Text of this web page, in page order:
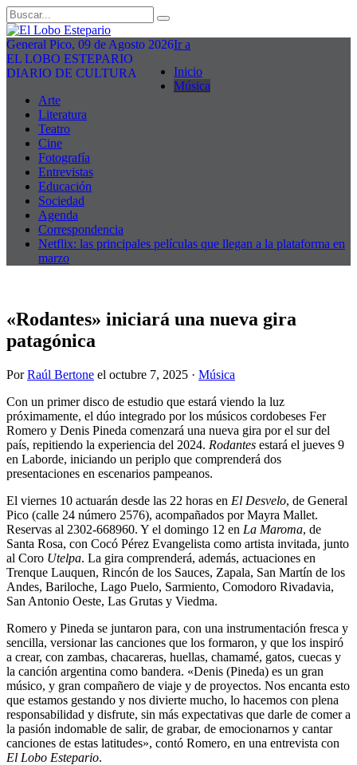
General Pico, 09 de Agosto 2026
EL LOBO ESTEPARIO
DIARIO DE CULTURA
Ir a
Inicio
Música
Arte
Literatura
Teatro
Cine
Fotografía
Entrevistas
Educación
Sociedad
Agenda
Correspondencia
Netflix: las principales películas que llegan a la plataforma en
marzo
«Rodantes» iniciará una nueva gira
patagónica
PorRaúl Bertone el octubre 7, 2025 · Música
Con un primer disco de estudio que estará viendo la luz
próximamente, el dúo integrado por los músicos cordobeses Fer
Romero y Denis Pineda comenzará una nueva gira por el sur del
país, repitiendo la experiencia del 2024. Rodantes estará el jueves 9
en Laborde, iniciando un periplo que comprenderá dos
presentaciones en escenarios pampeanos.
El viernes 10 actuarán desde las 22 horas en El Desvelo, de General
Pico (calle 24 número 2576), acompañados por Mayra Mallet.
Reservas al 2302-668960. Y el domingo 12 en La Maroma, de
Santa Rosa, con Cocó Pérez Evangelista como artista invitada, junto
al Coro Utelpa. La gira comprenderá, además, actuaciones en
Trenque Lauquen, Rincón de los Sauces, Zapala, San Martín de los
Andes, Bariloche, Lago Puelo, Sarmiento, Comodoro Rivadavia,
San Antonio Oeste, Las Grutas y Viedma.
Romero y Pineda se juntaron para, con una instrumentación fresca y
sencilla, versionar las canciones que los formaron, y que los inspiró
a crear, con zambas, chacareras, huellas, chamamé, gatos, cuecas y
la canción argentina como bandera. «Denis (Pineda) es un gran
músico, y gran compañero de viaje y de proyectos. Nos encanta esto
que estamos gestando y nos divierte mucho, lo hacemos con plena
responsabilidad y disfrute, sin más expectativas que darle de comer a
la pasión indomable de salir, de grabar, de emocionarnos y cantar
canciones de estas latitudes», contó Romero, en una entrevista con
El Lobo Estepario.